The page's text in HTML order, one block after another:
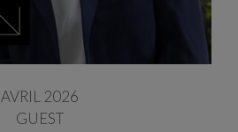
AVRIL 2026
GUEST